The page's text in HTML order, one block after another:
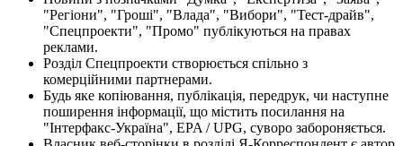
"Регіони", "Гроші", "Влада", "Вибори", "Тест-драйв",
"Спецпроекти", "Промо" публікуються на правах
реклами.
Розділ Спецпроекти створюється спільно з
комерційними партнерами.
Будь яке копіювання, публікація, передрук, чи наступне
поширення інформації, що містить посилання на
"Інтерфакс-Україна", EPA / UPG, суворо забороняється.